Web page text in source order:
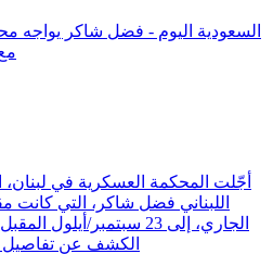
أجّلت المحكمة العسكرية في لبنان،
الجاري، إلى 23 سبتمبر/
الكشف عن تفاصيل